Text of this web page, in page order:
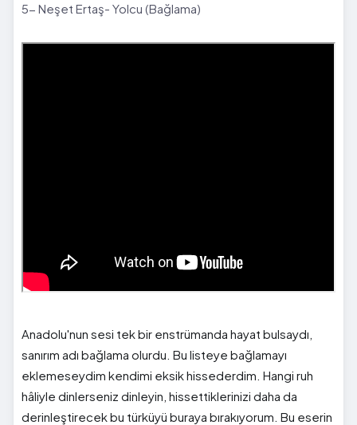
5- Neşet Ertaş- Yolcu (Bağlama)
Anadolu'nun sesi tek bir enstrümanda hayat bulsaydı,
sanırım adı bağlama olurdu. Bu listeye bağlamayı
eklemeseydim kendimi eksik hissederdim. Hangi ruh
hâliyle dinlerseniz dinleyin, hissettiklerinizi daha da
derinleştirecek bu türküyü buraya bırakıyorum. Bu eserin